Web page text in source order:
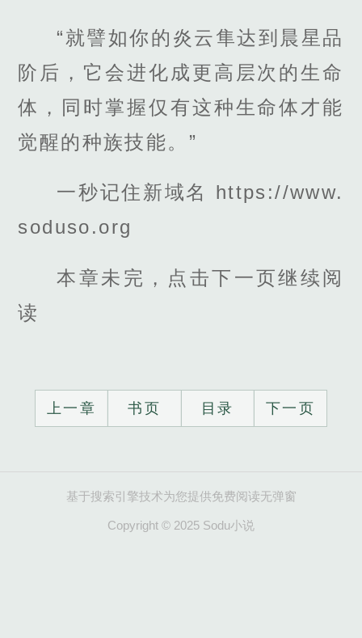
“就譬如你的炎云隼达到晨星品
阶后，它会进化成更高层次的生命
体，同时掌握仅有这种生命体才能
觉醒的种族技能。”
一秒记住新域名 https://www.
soduso.org
本章未完，点击下一页继续阅
读
上一章 书页 目录 下一页
基于搜索引擎技术为您提供免费阅读无弹窗
Copyright © 2025 Sodu小说